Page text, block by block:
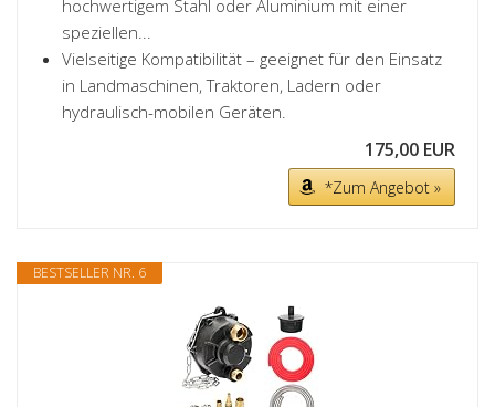
hochwertigem Stahl oder Aluminium mit einer
speziellen...
Vielseitige Kompatibilität – geeignet für den Einsatz
in Landmaschinen, Traktoren, Ladern oder
hydraulisch-mobilen Geräten.
175,00 EUR
*Zum Angebot »
BESTSELLER NR. 6